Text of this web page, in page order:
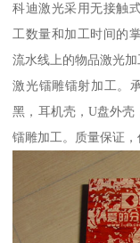
科迪激光采用无接触
工数量和加工时间的
流水线上的物品激光
激光镭雕镭射加工。
黑，耳机壳，U盘外
镭雕加工。质量保证，